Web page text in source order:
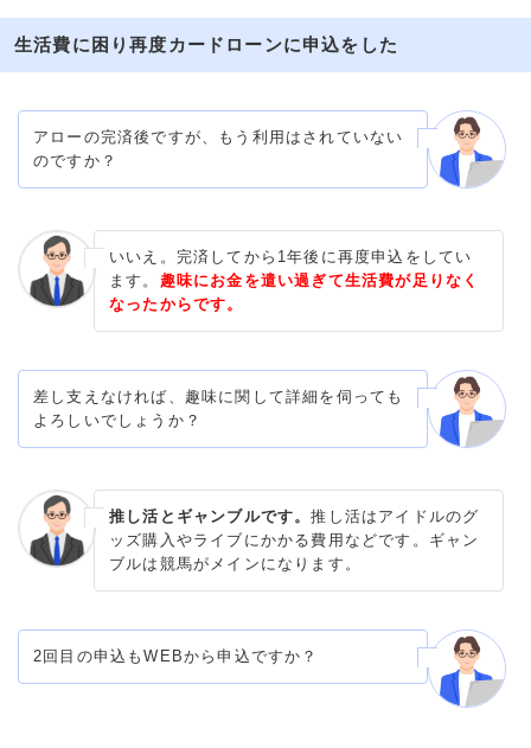
生活費に困り再度カードローンに申込をした
アローの完済後ですが、もう利用はされていない
のですか？
いいえ。完済してから1年後に再度申込をしてい
ます。 趣味にお金を遣い過ぎて生活費が足りなく
なったからです。
差し支えなければ、趣味に関して詳細を伺っても
よろしいでしょうか？
推し活とギャンブルです。推し活はアイドルのグ
ッズ購入やライブにかかる費用などです。ギャン
ブルは競馬がメインになります。
2回目の申込もWEBから申込ですか？